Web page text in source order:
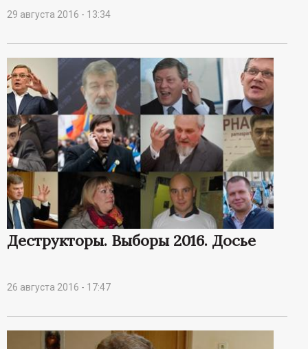
29 августа 2016 - 13:34
Деструкторы. Выборы 2016. Досье
26 августа 2016 - 17:47